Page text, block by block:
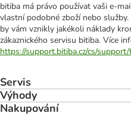
bitiba má právo používat vaši e-
vlastní podobné zboží nebo
by vám vznikly jakékoli náklady
zákaznického servisu bitiba. Více
https://support.bitiba.cz/cs/
Servis
Výhody
Nakupování